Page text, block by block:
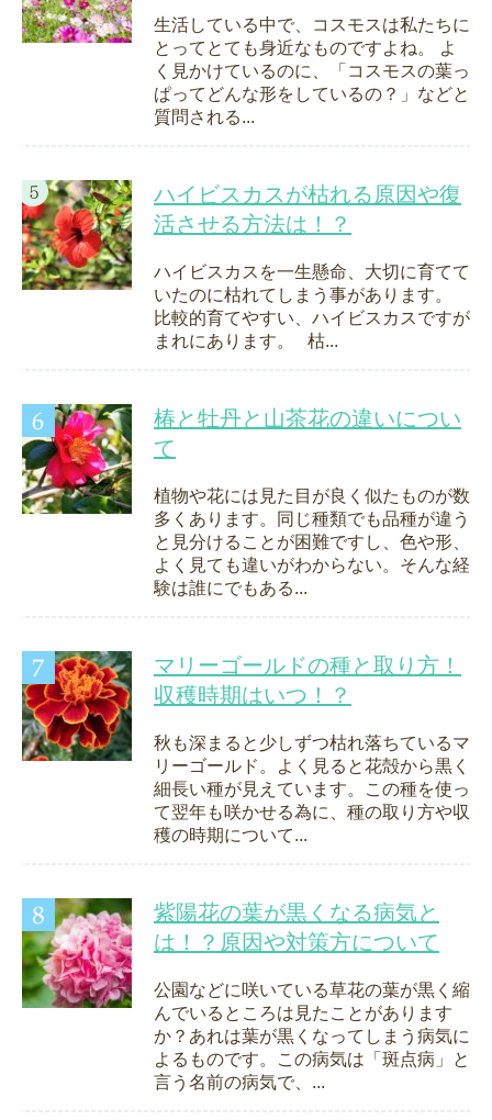
生活している中で、コスモスは私たちに
とってとても身近なものですよね。 よ
く見かけているのに、「コスモスの葉っ
ぱってどんな形をしているの？」などと
質問される...
ハイビスカスが枯れる原因や復
活させる方法は！？
ハイビスカスを一生懸命、大切に育てて
いたのに枯れてしまう事があります。
比較的育てやすい、ハイビスカスですが
まれにあります。 枯...
椿と牡丹と山茶花の違いについ
て
植物や花には見た目が良く似たものが数
多くあります。同じ種類でも品種が違う
と見分けることが困難ですし、色や形、
よく見ても違いがわからない。そんな経
験は誰にでもある...
マリーゴールドの種と取り方！
収穫時期はいつ！？
秋も深まると少しずつ枯れ落ちているマ
リーゴールド。よく見ると花殻から黒く
細長い種が見えています。この種を使っ
て翌年も咲かせる為に、種の取り方や収
穫の時期について...
紫陽花の葉が黒くなる病気と
は！？原因や対策方について
公園などに咲いている草花の葉が黒く縮
んでいるところは見たことがあります
か？あれは葉が黒くなってしまう病気に
よるものです。この病気は「斑点病」と
言う名前の病気で、...